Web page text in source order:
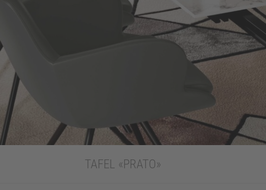
TAFEL «PRATO»